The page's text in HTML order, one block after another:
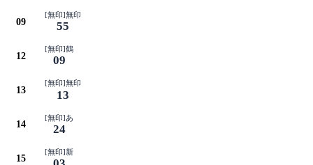
09
[無印]無印
55
12
[無印]鶴
09
13
[無印]無印
13
14
[無印]あ
24
15
[無印]新